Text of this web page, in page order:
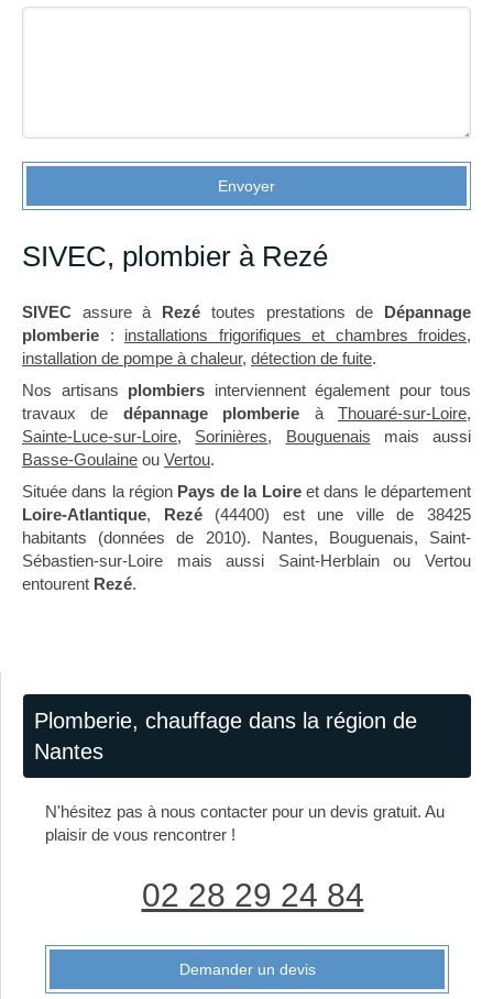
Envoyer
SIVEC, plombier à Rezé
SIVEC assure à Rezé toutes prestations de Dépannage
plomberie : installations frigorifiques et chambres froides,
installation de pompe à chaleur, détection de fuite.
Nos artisans plombiers interviennent également pour tous
travaux de dépannage plomberie àThouaré-sur-Loire,
Sainte-Luce-sur-Loire, Sorinières, Bouguenais mais aussi
Basse-Goulaine ou Vertou.
Située dans la région Pays de la Loireet dans le département
Loire-Atlantique, Rezé(44400) est une ville de 38425
habitants (données de 2010). Nantes, Bouguenais, Saint-
Sébastien-sur-Loire mais aussi Saint-Herblain ou Vertou
entourent Rezé.
Plomberie, chauffage dans la région de
Nantes
N'hésitez pas à nous contacter pour un devis gratuit. Au
plaisir de vous rencontrer !
02 28 29 24 84
Demander un devis